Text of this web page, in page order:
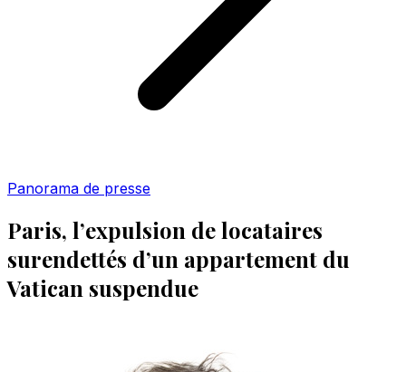
Panorama de presse
Paris, l’expulsion de locataires
surendettés d’un appartement du
Vatican suspendue